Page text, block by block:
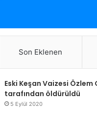
Son Eklenen
Eski Keşan Vaizesi Özlem
tarafından öldürüldü
5 Eylül 2020